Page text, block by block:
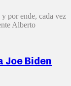
por ende, cada vez
Alberto
Biden